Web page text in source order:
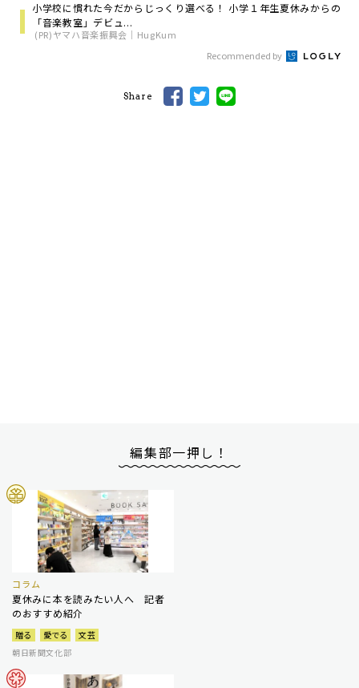
小学校に慣れた今だからじっくり選べる！ 小学１年生夏休みからの
「音楽教室」デビュ...
(PR)ヤマハ音楽振興会｜HugKum
Recommended by
Share
編集部一押し！
コラム
夏休みに本を読みたい人へ 記者
のおすすめ紹介
贈る 愛でる
文芸
朝日新聞文化部